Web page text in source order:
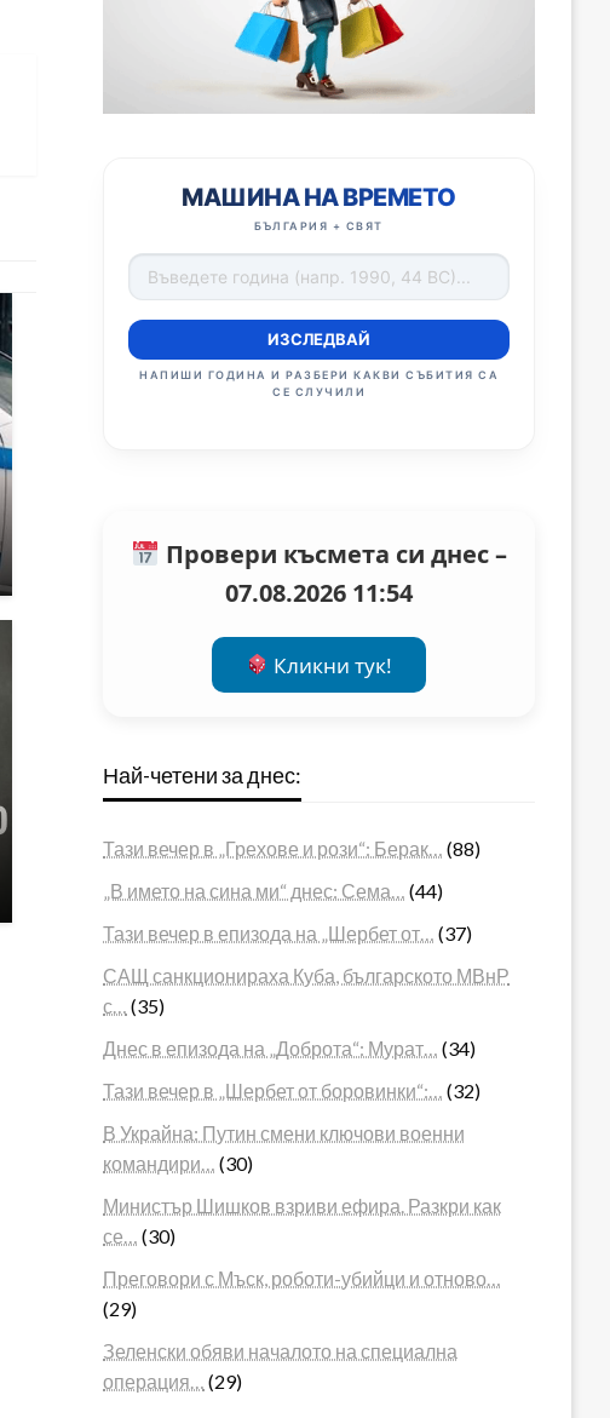
МАШИНА НА ВРЕМЕТО
БЪЛГАРИЯ + СВЯТ
ИЗСЛЕДВАЙ
НАПИШИ ГОДИНА И РАЗБЕРИ КАКВИ СЪБИТИЯ СА
СЕ СЛУЧИЛИ
Провери късмета си днес –
07.08.2026 11:54
Кликни тук!
Най-четени за днес:
Тази вечер в „Грехове и рози“: Берак…
(88)
„В името на сина ми“ днес: Сема…
(44)
Тази вечер в епизода на „Шербет от…
(37)
САЩ санкционираха Куба, българското МВнР
с…
(35)
Днес в епизода на „Доброта“: Мурат…
(34)
Тази вечер в „Шербет от боровинки“:…
(32)
В Украйна: Путин смени ключови военни
командири…
(30)
Министър Шишков взриви ефира. Разкри как
се…
(30)
Преговори с Мъск, роботи-убийци и отново…
(29)
Зеленски обяви началото на специална
операция…
(29)